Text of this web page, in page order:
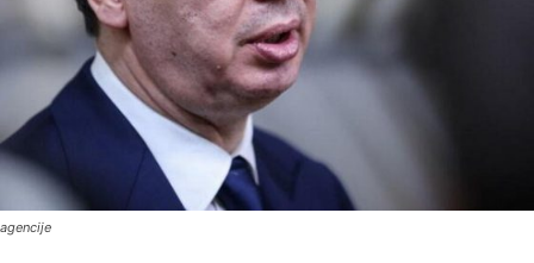
agencije